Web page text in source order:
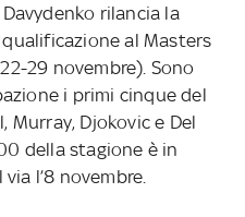
rilancia la
al Masters
29 novembre). Sono
i primi cinque del
Murray, Djokovic e Del
della stagione è in
l’8 novembre.